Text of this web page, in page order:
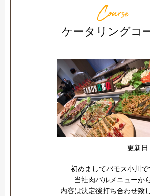
Course
ケータリングコ
更新
初めましてバモス小川で
当社肉バルメニューか
内容は決定後打ち合わせ致